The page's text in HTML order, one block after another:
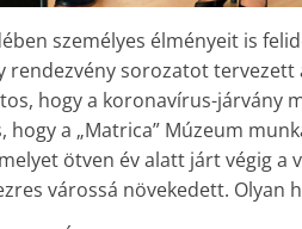
személyes élményeit is
rendezvény sorozatot tervezett
hogy a koronavírus-járvány
a „Matrica” Múzeum
ötven év alatt járt végig a
várossá növekedett. Olyan